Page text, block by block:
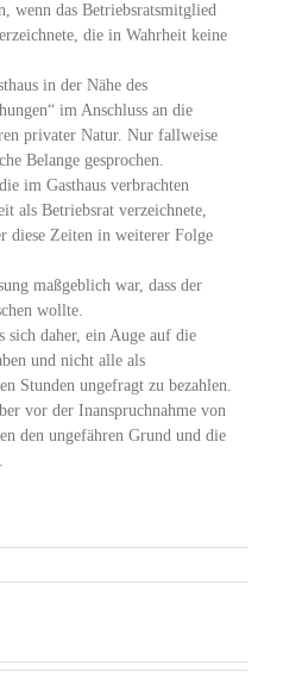
wenn das Betriebsratsmitglied
die in Wahrheit keine
in der Nähe des
im Anschluss an die
privater Natur. Nur fallweise
Belange gesprochen.
im Gasthaus verbrachten
als Betriebsrat verzeichnete,
diese Zeiten in weiterer Folge
maßgeblich war, dass der
wollte.
sich daher, ein Auge auf die
und nicht alle als
Stunden ungefragt zu bezahlen.
vor der Inanspruchnahme von
den ungefähren Grund und die